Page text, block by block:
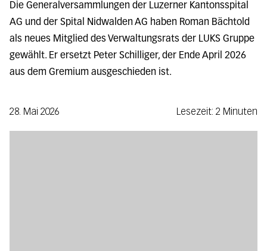
Die Generalversammlungen der Luzerner Kantonsspital
AG und der Spital Nidwalden AG haben Roman Bächtold
als neues Mitglied des Verwaltungsrats der LUKS Gruppe
gewählt. Er ersetzt Peter Schilliger, der Ende April 2026
aus dem Gremium ausgeschieden ist.
28. Mai 2026 Lesezeit: 2 Minuten